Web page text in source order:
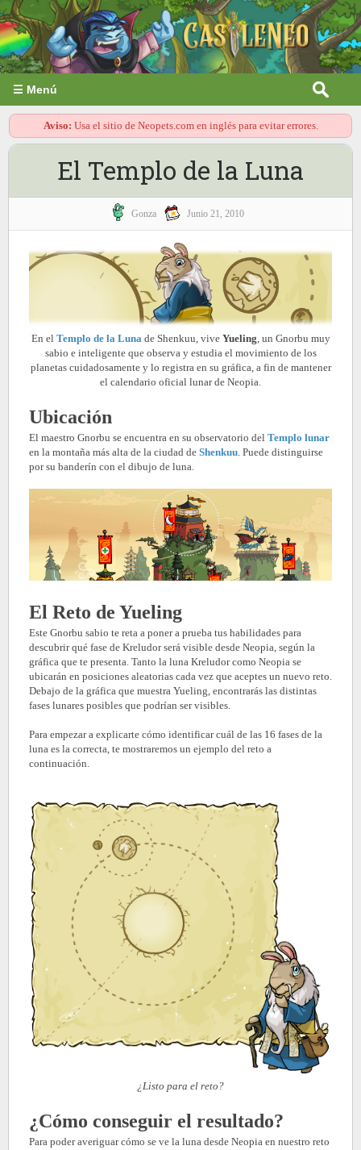
☰ Menú
Aviso: Usa el sitio de Neopets.com en inglés para evitar errores.
El Templo de la Luna
Gonza Junio 21, 2010
En el Templo de la Luna de Shenkuu, vive Yueling , un Gnorbu muy
sabio e inteligente que observa y estudia el movimiento de los
planetas cuidadosamente y lo registra en su gráfica, a fin de mantener
el calendario oficial lunar de Neopia.
Ubicación
El maestro Gnorbu se encuentra en su observatorio del Templo lunar
en la montaña más alta de la ciudad de Shenkuu . Puede distinguirse
por su banderín con el dibujo de luna.
El Reto de Yueling
Este Gnorbu sabio te reta a poner a prueba tus habilidades para
descubrir qué fase de Kreludor será visible desde Neopia, según la
gráfica que te presenta. Tanto la luna Kreludor como Neopia se
ubicarán en posiciones aleatorias cada vez que aceptes un nuevo reto.
Debajo de la gráfica que muestra Yueling, encontrarás las distintas
fases lunares posibles que podrían ser visibles.
Para empezar a explicarte cómo identificar cuál de las 16 fases de la
luna es la correcta, te mostraremos un ejemplo del reto a
continuación.
¿Listo para el reto?
¿Cómo conseguir el resultado?
Para poder averiguar cómo se ve la luna desde Neopia en nuestro reto